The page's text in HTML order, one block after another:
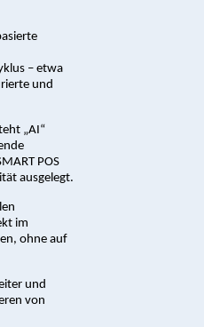
– etwa
und
„AI“
POS
ausgelegt.
im
ohne auf
und
von